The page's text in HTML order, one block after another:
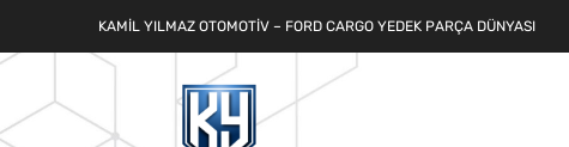
KAMIL YILMAZ OTOMOTIV – FORD CARGO YEDEK PARÇA DÜNYASI